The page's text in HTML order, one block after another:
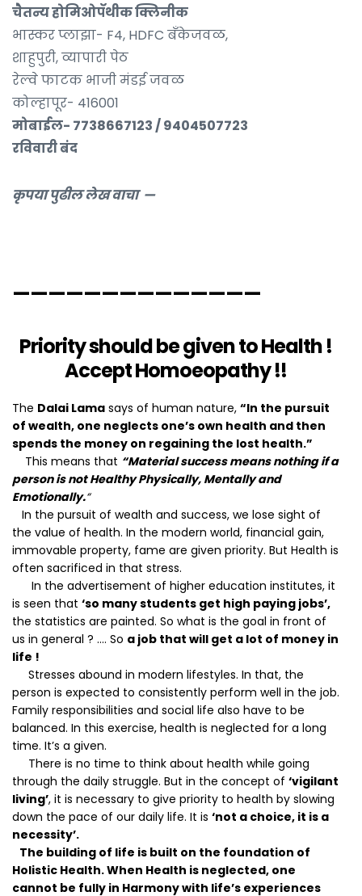
चैतन्य होमिओपॅथीक क्लिनीक
भास्कर प्लाझा- F4, HDFC बॅंकेजवळ,
शाहुपुरी, व्यापारी पेठ
रेल्वे फाटक भाजी मंडई जवळ
कोल्हापूर- 416001
मोबाईल- 7738667123 / 9404507723
रविवारी बंद
कृपया पुढील लेख वाचा —
——————————————
Priority should be given to Health !
Accept Homoeopathy !!
The Dalai Lama says of human nature, “In the pursuit
of wealth, one neglects one’s own health and then
spends the money on regaining the lost health.”
This means that “Material success means nothing if a
person is not Healthy Physically, Mentally and
Emotionally.“
In the pursuit of wealth and success, we lose sight of
the value of health. In the modern world, financial gain,
immovable property, fame are given priority. But Health is
often sacrificed in that stress.
In the advertisement of higher education institutes, it
is seen that ‘so many students get high paying jobs’,
the statistics are painted. So what is the goal in front of
us in general ? …. So a job that will get a lot of money in
life !
Stresses abound in modern lifestyles. In that, the
person is expected to consistently perform well in the job.
Family responsibilities and social life also have to be
balanced. In this exercise, health is neglected for a long
time. It’s a given.
There is no time to think about health while going
through the daily struggle. But in the concept of ‘vigilant
living’, it is necessary to give priority to health by slowing
down the pace of our daily life. It is ‘not a choice, it is a
necessity’.
The building of life is built on the foundation of
Holistic Health. When Health is neglected, one
cannot be fully in Harmony with life’s experiences